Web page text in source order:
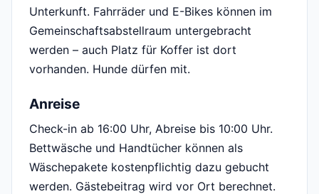
Unterkunft. Fahrräder und E-Bikes können im
Gemeinschaftsabstellraum untergebracht
werden – auch Platz für Koffer ist dort
vorhanden. Hunde dürfen mit.
Anreise
Check-in ab 16:00 Uhr, Abreise bis 10:00 Uhr.
Bettwäsche und Handtücher können als
Wäschepakete kostenpflichtig dazu gebucht
werden. Gästebeitrag wird vor Ort berechnet.